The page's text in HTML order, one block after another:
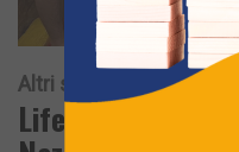
Altri sport 9 Marzo 2026
Lifesaving, al